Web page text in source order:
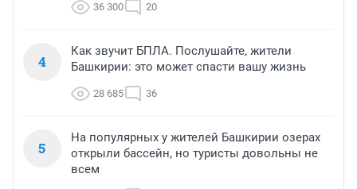
36 300 20
4
Как звучит БПЛА. Послушайте, жители
Башкирии: это может спасти вашу жизнь
28 685 36
5
На популярных у жителей Башкирии озерах
открыли бассейн, но туристы довольны не
всем